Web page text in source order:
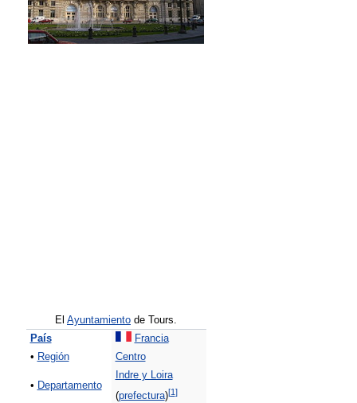
El Ayuntamiento de Tours.
País
Francia
• Región Centro
• Departamento
Indre y Loira
(prefectura)[1]